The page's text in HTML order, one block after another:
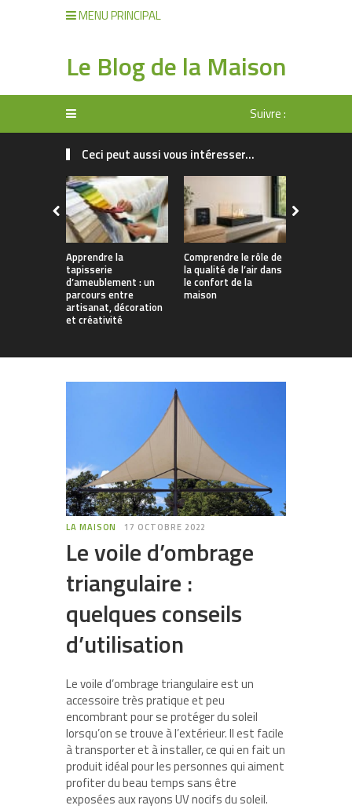
MENU PRINCIPAL
Le Blog de la Maison
Suivre :
Ceci peut aussi vous intéresser...
Apprendre la
tapisserie
d’ameublement : un
parcours entre
artisanat, décoration
et créativité
Comprendre le rôle de
la qualité de l’air dans
le confort de la
maison
LA MAISON 17 OCTOBRE 2022
Le voile d’ombrage
triangulaire :
quelques conseils
d’utilisation
Le voile d’ombrage triangulaire est un
accessoire très pratique et peu
encombrant pour se protéger du soleil
lorsqu’on se trouve à l’extérieur. Il est facile
à transporter et à installer, ce qui en fait un
produit idéal pour les personnes qui aiment
profiter du beau temps sans être
exposées aux rayons UV nocifs du soleil.